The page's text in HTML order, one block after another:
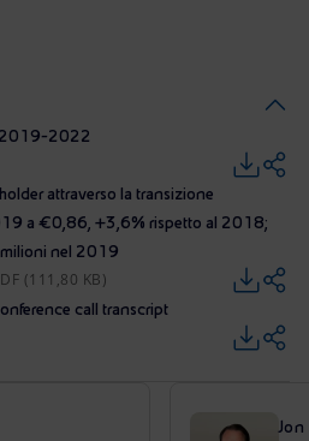
2019-2022
attraverso la transizione
a €0,86, +3,6% rispetto al 2018;
nel 2019
(111,80 KB)
call transcript